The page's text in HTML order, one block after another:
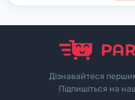
Дізнавайтеся
Підпишіться на